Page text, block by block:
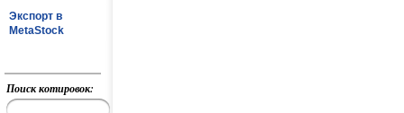
Экспорт в
MetaStock
Поиск котировок: